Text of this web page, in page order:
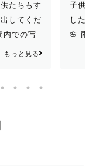
子供たちの扱いがう
した！ 写真も素敵な
🌸 雨の中でしたがた
ございました😊